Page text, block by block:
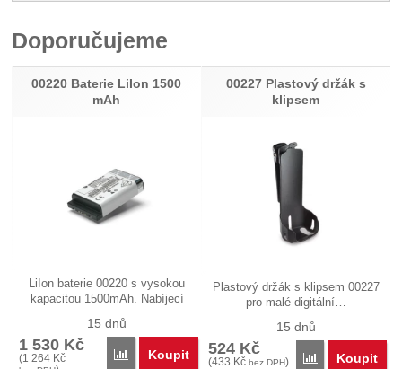
Recenze
Nebyla přidána žádná recenze.
Doporučujeme
00220 Baterie LiIon 1500
mAh
LiIon baterie 00220 s vysokou
kapacitou 1500mAh. Nabíjecí
15 dnů
1 530 Kč
(1 264 Kč Porovnat
Koupit
00227 Plastový držák s
klipsem
Plastový držák s klipsem 00227
pro malé digitální…
15 dnů
524 Kč
(433 Kč bez DPH) Porovnat
Koupit